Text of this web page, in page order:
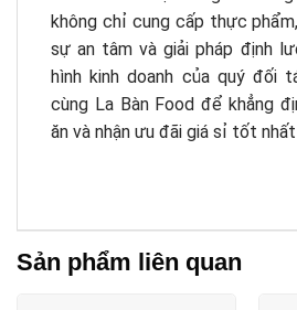
không chỉ cung cấp thực
sự an tâm và giải pháp định
hình kinh doanh của quý đối
cùng La Bàn Food để khẳng
ăn và nhận ưu đãi giá sỉ tốt nhất
Sản phẩm liên quan